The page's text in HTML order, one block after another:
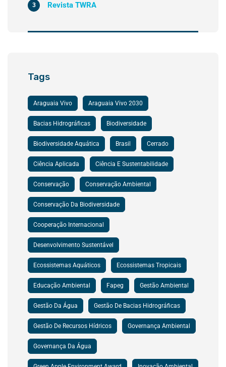
Revista TWRA
3
Tags
Araguaia Vivo Araguaia Vivo 2030
Bacias Hidrográficas Biodiversidade
Biodiversidade Aquática Brasil Cerrado
Ciência Aplicada Ciência E Sustentabilidade
Conservação Conservação Ambiental
Conservação Da Biodiversidade
Cooperação Internacional
Desenvolvimento Sustentável
Ecossistemas Aquáticos Ecossistemas Tropicais
Educação Ambiental Fapeg Gestão Ambiental
Gestão Da Água Gestão De Bacias Hidrográficas
Gestão De Recursos Hídricos Governança Ambiental
Governança Da Água